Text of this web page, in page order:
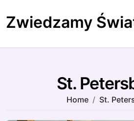
to
content
Zwiedzamy
St.
Home St.